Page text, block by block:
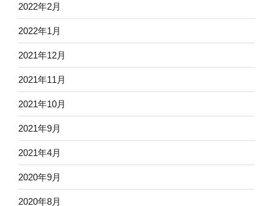
2022年2月
2022年1月
2021年12月
2021年11月
2021年10月
2021年9月
2021年4月
2020年9月
2020年8月